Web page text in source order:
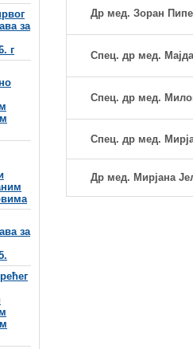
за
г
за
Др мед. Зоран
Спец. др мед.
Спец. др мед.
Спец. др мед.
Др мед. Мирјана